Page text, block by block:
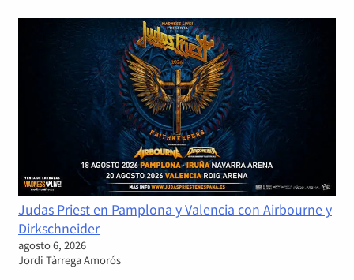
Judas Priest en Pamplona y Valencia con Airbourne y
Dirkschneider
agosto 6, 2026
Jordi Tàrrega Amorós